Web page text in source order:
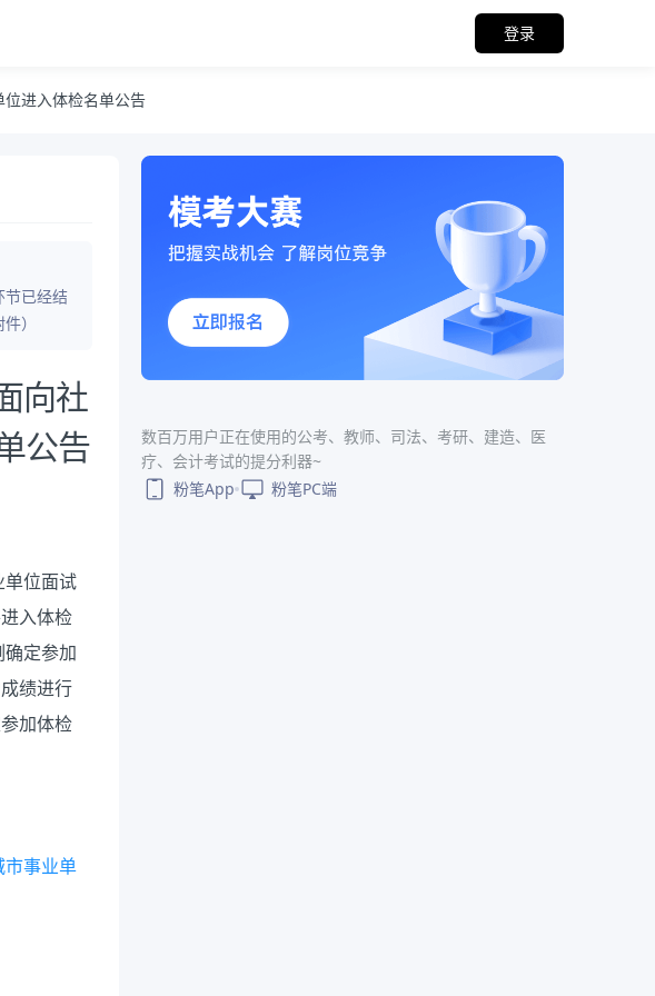
登录
进入体检名单公告
节已经结
）
向社
公告
单位面试
入体检
定参加
绩进行
加体检
市事业单
数百万用户正在使用的公考、教师、司法、考研、建造、医
疗、会计考试的提分利器~
粉笔App
粉笔PC端